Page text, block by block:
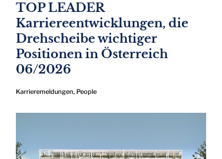
TOP LEADER
Karriereentwicklungen, die
Drehscheibe wichtiger
Positionen in Österreich
06/2026
Karrieremeldungen, People